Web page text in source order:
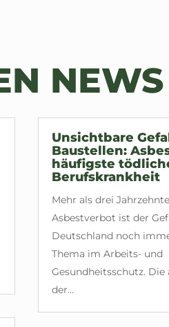
NEWS
Unsichtbare
Baustellen:
häufigste
Berufskrankheit
Mehr als drei
Asbestverbot ist der
Deutschland noch
Thema im Arbeits- und
Gesundheitsschutz. Die
der...